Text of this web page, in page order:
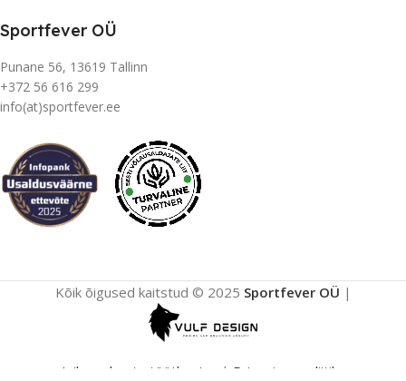
Sportfever OÜ
Punane 56, 13619 Tallinn
+372 56 616 299
info(at)sportfever.ee
Kõik õigused kaitstud © 2025 Sportfever OÜ |
Isikuandmete töötlemine | Privaatsuspoliitika